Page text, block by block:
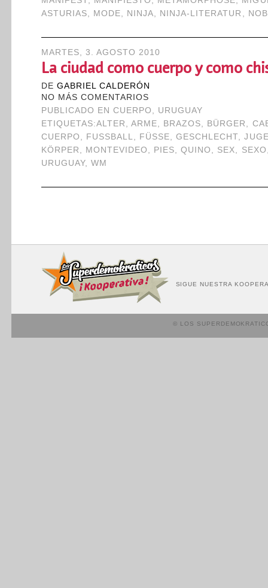
ASTURIAS, MODE, NINJA, NINJA-LITERATUR ,
MARTES, 3. AGOSTO 2010
La ciudad como cuerpo y como
DE GABRIEL CALDERÓN
NO MÁS COMENTARIOS
PUBLICADO EN CUERPO , URUGUAY
ETIQUETAS:ALTER , ARME, BRAZOS, BÜRGER ,
CUERPO , FUSSBALL , FÜSSE ,GESCHLECHT,
KÖRPER , MONTEVIDEO , PIES,QUINO , SEX, SEXO
URUGUAY, WM
SIGUE NUESTRA
© LOS